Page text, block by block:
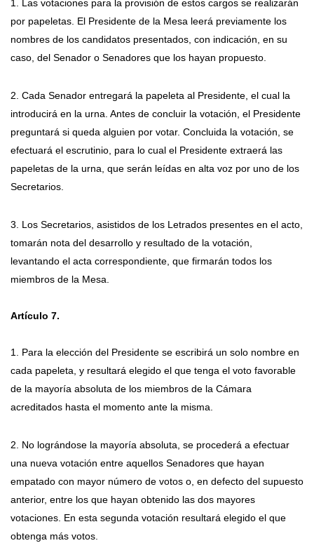
1. Las votaciones para la provisión de estos cargos se realizarán
por papeletas. El Presidente de la Mesa leerá previamente los
nombres de los candidatos presentados, con indicación, en su
caso, del Senador o Senadores que los hayan propuesto.
2. Cada Senador entregará la papeleta al Presidente, el cual la
introducirá en la urna. Antes de concluir la votación, el Presidente
preguntará si queda alguien por votar. Concluida la votación, se
efectuará el escrutinio, para lo cual el Presidente extraerá las
papeletas de la urna, que serán leídas en alta voz por uno de los
Secretarios.
3. Los Secretarios, asistidos de los Letrados presentes en el acto,
tomarán nota del desarrollo y resultado de la votación,
levantando el acta correspondiente, que firmarán todos los
miembros de la Mesa.
Artículo 7.
1. Para la elección del Presidente se escribirá un solo nombre en
cada papeleta, y resultará elegido el que tenga el voto favorable
de la mayoría absoluta de los miembros de la Cámara
acreditados hasta el momento ante la misma.
2. No lográndose la mayoría absoluta, se procederá a efectuar
una nueva votación entre aquellos Senadores que hayan
empatado con mayor número de votos o, en defecto del supuesto
anterior, entre los que hayan obtenido las dos mayores
votaciones. En esta segunda votación resultará elegido el que
obtenga más votos.